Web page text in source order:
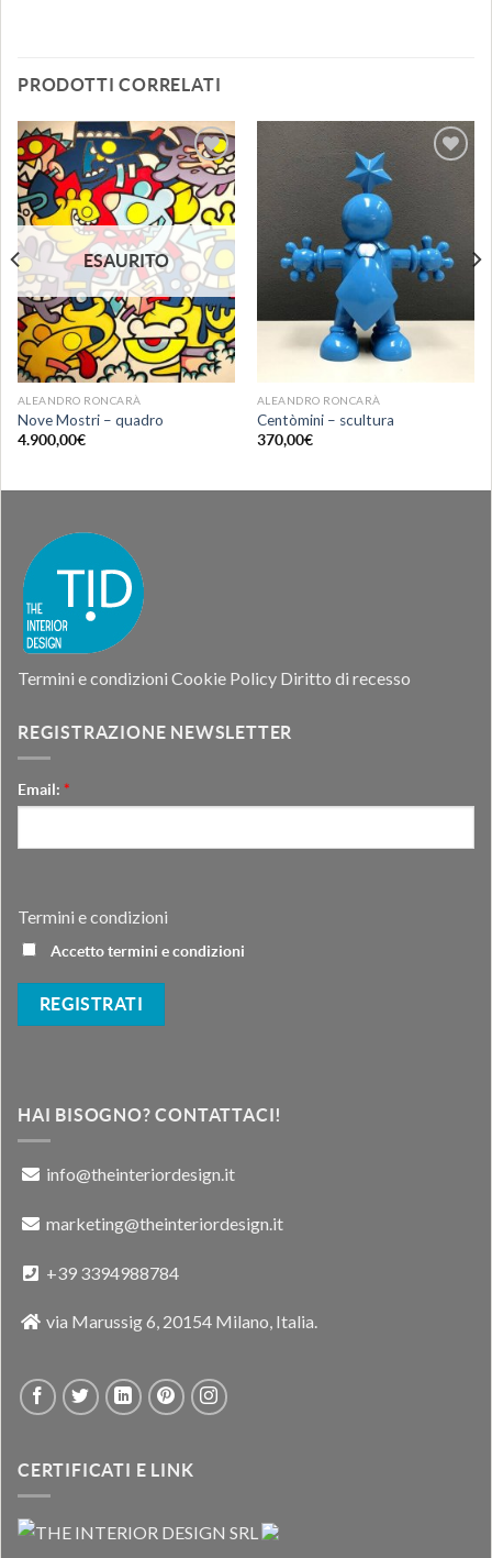
PRODOTTI CORRELATI
Aggiungi
alla lista
dei
desideri
ESAURITO
ALEANDRO RONCARÀ
Nove Mostri – quadro
4.900,00€
alla lista
ALEANDRO RONCARÀ
Centòmini – scultura
370,00€
Termini e condizioni Cookie Policy Diritto di recesso
REGISTRAZIONE NEWSLETTER
Email: *
Termini e condizioni
Accetto termini e condizioni
HAI BISOGNO? CONTATTACI!
info@theinteriordesign.it
marketing@theinteriordesign.it
+39 3394988784
via Marussig 6, 20154 Milano, Italia.
CERTIFICATI E LINK